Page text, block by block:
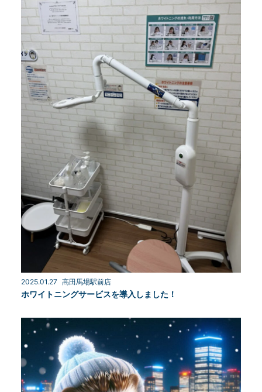
2025.01.27 高田馬場駅前店
ホワイトニングサービスを導入しました！